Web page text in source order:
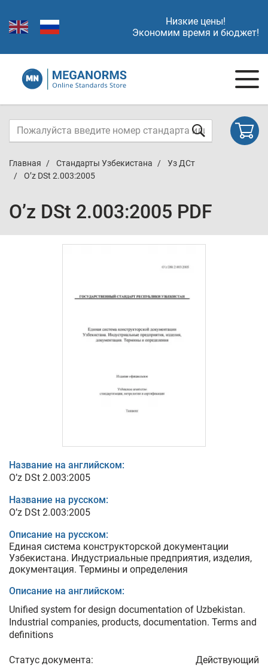
Низкие цены!
Экономим время и бюджет!
Главная Стандарты Узбекистана
Уз ДСт
O’z DSt 2.003:2005
O’z DSt 2.003:2005 PDF
Название на английском:
O’z DSt 2.003:2005
Название на русском:
O’z DSt 2.003:2005
Описание на русском:
Единая система конструкторской документации
Узбекистана. Индустриальные предприятия, изделия,
документация. Термины и определения
Описание на английском:
Unified system for design documentation of Uzbekistan.
Industrial companies, products, documentation. Terms and
definitions
Статус документа: Действующий